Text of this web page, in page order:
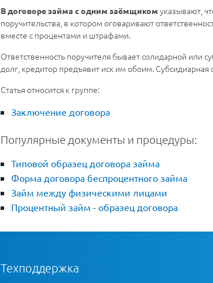
В договоре займа с одним заёмщиком указывают,
поручительства, в котором оговаривают
вместе с процентами и штрафами.
Ответственность поручителя бывает солидарной или
долг, кредитор предъявит иск им обоим. Субсидиарная
Статья относится к группе:
Заключение договора
Популярные документы и процедуры:
Типовой образец договора займа
Форма договора беспроцентного займа
Займ между физическими лицами
Процентный займ - образец договора
Техподдержка